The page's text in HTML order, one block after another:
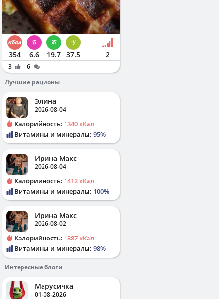
354 6.6 19.7 37.5 2
3
6
Лучшие рационы
Элина
2026-08-04
Калорийность: 1340 кКал
Витамины и минералы: 95%
Ирина Макс
2026-08-04
Калорийность: 1412 кКал
Витамины и минералы: 100%
Ирина Макс
2026-08-02
Калорийность: 1387 кКал
Витамины и минералы: 98%
Интересные блоги
Марусичка
01-08-2026